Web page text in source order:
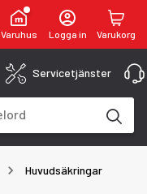
Varuhus Logga in Varukorg
Servicetjänster
Huvudsäkringar